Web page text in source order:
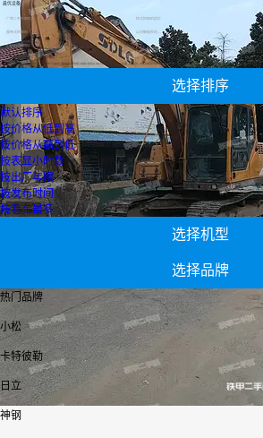
最优设备
广西二手挖掘机 轮式挖掘机报价
小松60挖掘机价格
【都昌临工重特】专区为您汇总有关都昌临工重特有关的二手设备信息，提供都昌临工重特转让,都昌临工重特买卖,市场,包括都昌临工重特报价，热卖品牌，热卖地区等；还可以直接看到为您精心挑选的都昌临工重特相关的机械设备信息，包括其都昌临工重特型号、都昌临工重特参数、机型介绍、品牌介绍、新机价格信息等；
选择排序
默认排序
按价格从低到高
按价格从高到低
按表显小时数
按出厂年限
按发布时间
按看车最多
选择机型
选择品牌
热门品牌
小松
卡特彼勒
日立
神钢